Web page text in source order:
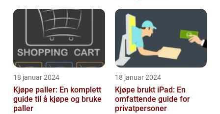
18 januar 2024
Kjøpe paller: En komplett
guide til å kjøpe og bruke
paller
18 januar 2024
Kjøpe brukt iPad: En
omfattende guide for
privatpersoner